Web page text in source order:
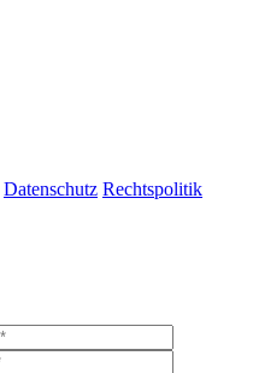
Datenschutz Rechtspolitik